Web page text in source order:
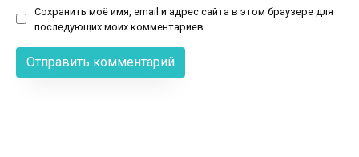
Сохранить моё имя, email и адрес сайта в этом браузере для
последующих моих комментариев.